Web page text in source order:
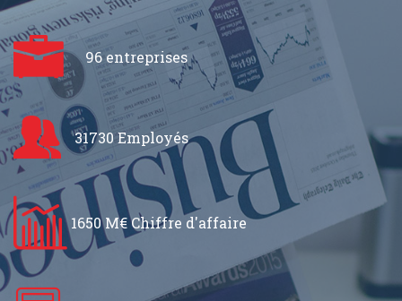
96 entreprises
31730 Employés
1650 M€ Chiffre d'affaire